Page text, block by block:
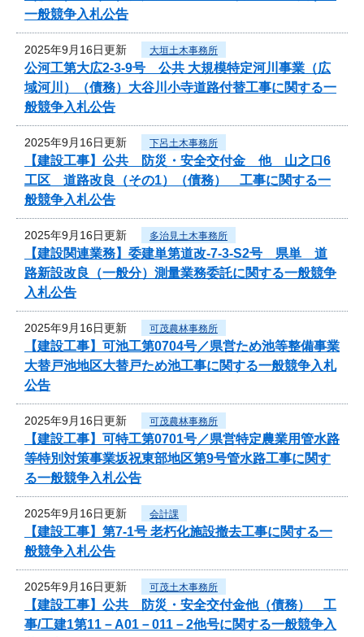
一般競争入札公告
2025年9月16日更新 大垣土木事務所
公河工第大広2-3-9号 公共 大規模特定河川事業（広
域河川）（債務）大谷川小寺道路付替工事に関する一
般競争入札公告
2025年9月16日更新 下呂土木事務所
【建設工事】公共 防災・安全交付金 他 山之口6
工区 道路改良（その1）（債務） 工事に関する一
般競争入札公告
2025年9月16日更新 多治見土木事務所
【建設関連業務】委建単第道改-7-3-S2号 県単 道
路新設改良（一般分）測量業務委託に関する一般競争
入札公告
2025年9月16日更新 可茂農林事務所
【建設工事】可池工第0704号／県営ため池等整備事業
大替戸池地区大替戸ため池工事に関する一般競争入札
公告
2025年9月16日更新 可茂農林事務所
【建設工事】可特工第0701号／県営特定農業用管水路
等特別対策事業坂祝東部地区第9号管水路工事に関す
る一般競争入札公告
2025年9月16日更新 会計課
【建設工事】第7-1号 老朽化施設撤去工事に関する一
般競争入札公告
2025年9月16日更新 可茂土木事務所
【建設工事】公共 防災・安全交付金他（債務） 工
事/工建1第11－A01－011－2他号に関する一般競争入